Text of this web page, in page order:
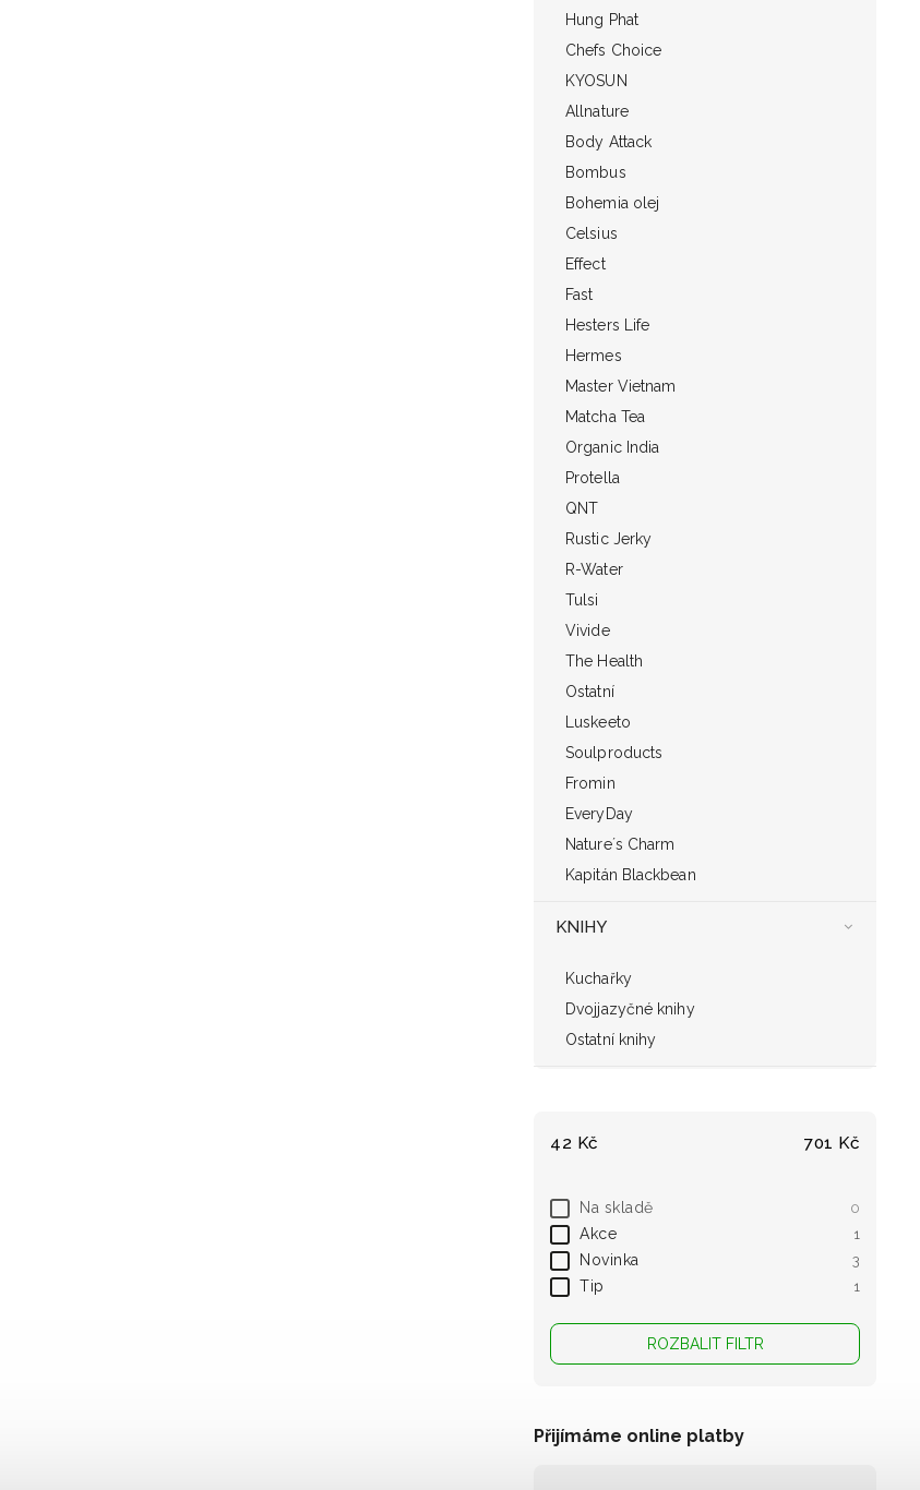
Hung Phat
Chefs Choice
KYOSUN
Allnature
Body Attack
Bombus
Bohemia olej
Celsius
Effect
Fast
Hesters Life
Hermes
Master Vietnam
Matcha Tea
Organic India
Protella
QNT
Rustic Jerky
R-Water
Tulsi
Vivide
The Health
Ostatní
Luskeeto
Soulproducts
Fromin
EveryDay
Nature´s Charm
Kapitán Blackbean
KNIHY
Kuchařky
Dvojjazyčné knihy
Ostatní knihy
42 Kč 701 Kč
Na skladě 0
Akce 1
Novinka 3
Tip 1
ROZBALIT FILTR
Přijímáme online platby